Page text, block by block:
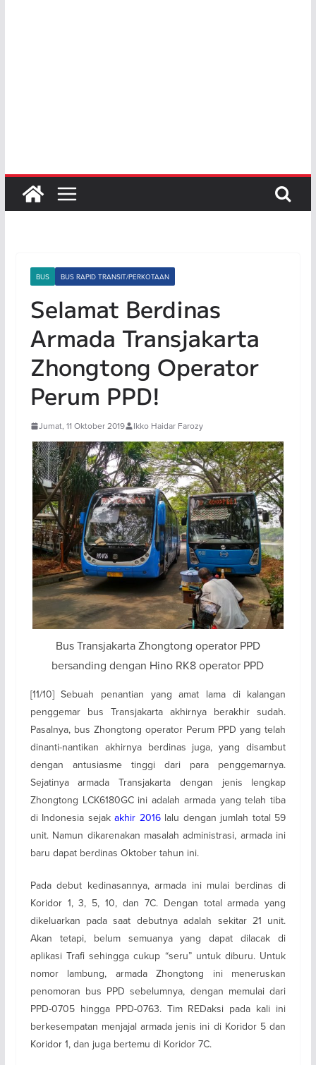
BUS BUS RAPID TRANSIT/PERKOTAAN
Selamat Berdinas
Armada Transjakarta
Zhongtong Operator
Perum PPD!
Jumat, 11 Oktober 2019 Ikko Haidar Farozy
Bus Transjakarta Zhongtong operator PPD
bersanding dengan Hino RK8 operator PPD
[11/10] Sebuah penantian yang amat lama di kalangan
penggemar bus Transjakarta akhirnya berakhir sudah.
Pasalnya, bus Zhongtong operator Perum PPD yang telah
dinanti-nantikan akhirnya berdinas juga, yang disambut
dengan antusiasme tinggi dari para penggemarnya.
Sejatinya armada Transjakarta dengan jenis lengkap
Zhongtong LCK6180GC ini adalah armada yang telah tiba
di Indonesia sejakakhir 2016lalu dengan jumlah total 59
unit. Namun dikarenakan masalah administrasi, armada ini
baru dapat berdinas Oktober tahun ini.
Pada debut kedinasannya, armada ini mulai berdinas di
Koridor 1, 3, 5, 10, dan 7C. Dengan total armada yang
dikeluarkan pada saat debutnya adalah sekitar 21 unit.
Akan tetapi, belum semuanya yang dapat dilacak di
aplikasi Trafi sehingga cukup “seru” untuk diburu. Untuk
nomor lambung, armada Zhongtong ini meneruskan
penomoran bus PPD sebelumnya, dengan memulai dari
PPD-0705 hingga PPD-0763. Tim REDaksi pada kali ini
berkesempatan menjajal armada jenis ini di Koridor 5 dan
Koridor 1, dan juga bertemu di Koridor 7C.